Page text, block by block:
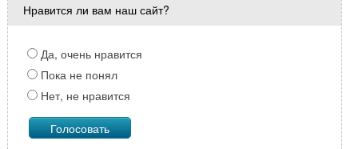
Нравится ли вам наш сайт?
Да, очень нравится
Пока не понял
Нет, не нравится